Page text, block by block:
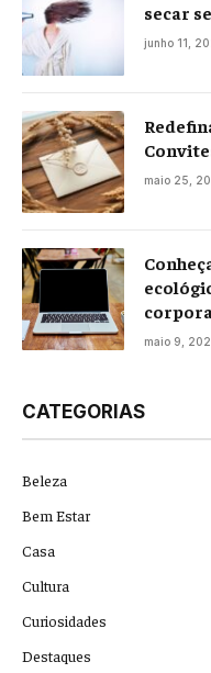
secar
junho 11,
maio 25,
maio 9,
CATEGORIAS
Beleza
Bem Estar
Casa
Cultura
Curiosidades
Destaques